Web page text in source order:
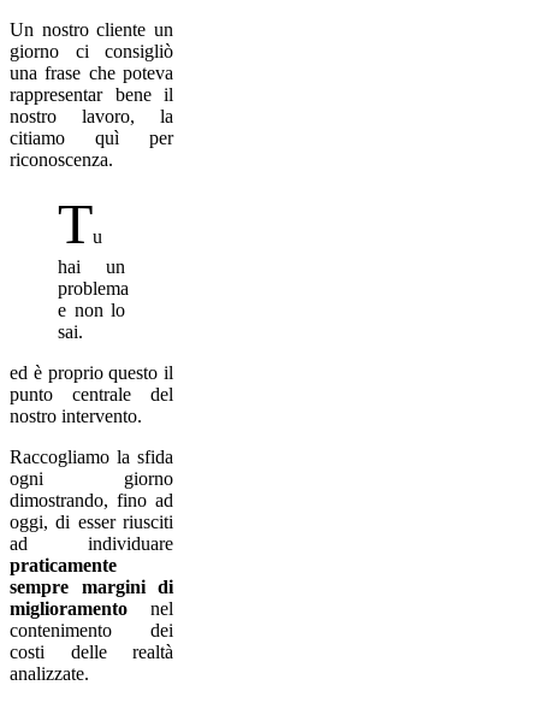
Un nostro cliente un
giorno ci consigliò
una frase che poteva
rappresentar bene il
nostro lavoro, la
citiamo quì per
riconoscenza.
Tu
hai un
problema
e non lo
sai.
ed è proprio questo il
punto centrale del
nostro intervento.
Raccogliamo la sfida
ogni giorno
dimostrando, fino ad
oggi, di esser riusciti
ad individuare
praticamente
sempre margini di
miglioramento nel
contenimento dei
costi delle realtà
analizzate.